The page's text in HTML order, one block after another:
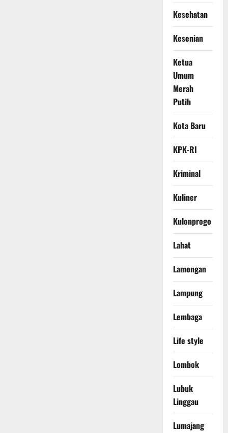
Kesehatan
Kesenian
Ketua
Umum
Merah
Putih
Kota Baru
KPK-RI
Kriminal
Kuliner
Kulonprogo
Lahat
Lamongan
Lampung
Lembaga
Life style
Lombok
Lubuk
Linggau
Lumajang